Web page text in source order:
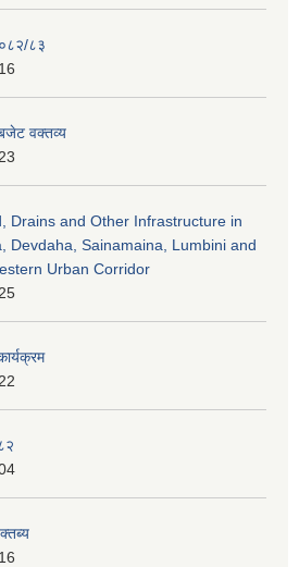
८३
वक्तव्य
Drains and Other Infrastructure in
Devdaha, Sainamaina, Lumbini and
Urban Corridor